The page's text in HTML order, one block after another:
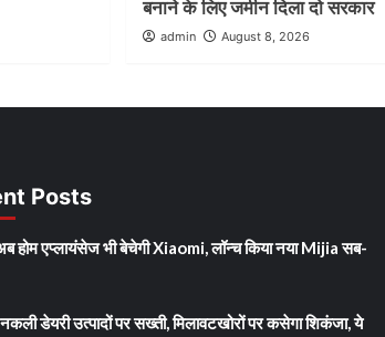
बनाने के लिए जमीन दिला दो सरकार
admin August 8, 2026
Posts
होम एप्लायंसेज भी बेचेगी Xiaomi, लॉन्च किया नया Mijia सब-
डेयरी उत्पादों पर सख्ती, मिलावटखोरों पर कसेगा शिकंजा, ये